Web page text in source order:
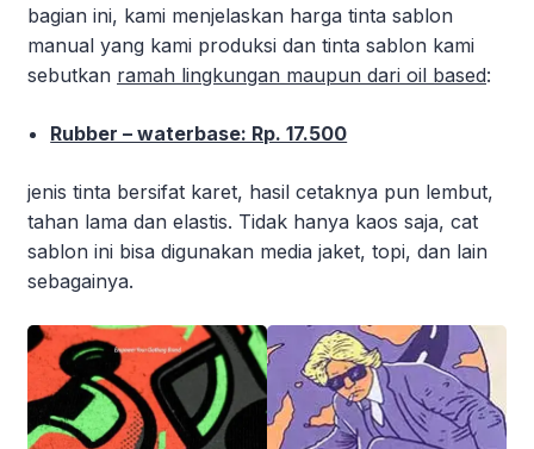
bagian ini, kami menjelaskan harga tinta sablon
manual yang kami produksi dan tinta sablon kami
sebutkan ramah lingkungan maupun dari oil based:
Rubber – waterbase: Rp. 17.500
jenis tinta bersifat karet, hasil cetaknya pun lembut,
tahan lama dan elastis. Tidak hanya kaos saja, cat
sablon ini bisa digunakan media jaket, topi, dan lain
sebagainya.